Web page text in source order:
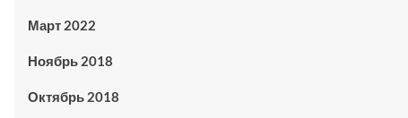
Март 2022
Ноябрь 2018
Октябрь 2018